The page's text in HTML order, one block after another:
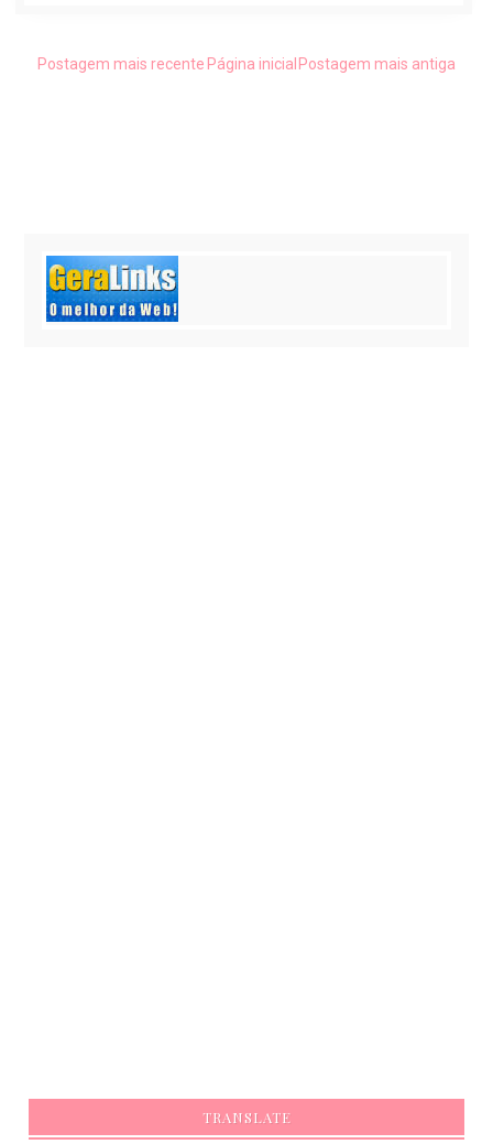
Postagem mais recente Postagem mais antiga
Página inicial
TRANSLATE